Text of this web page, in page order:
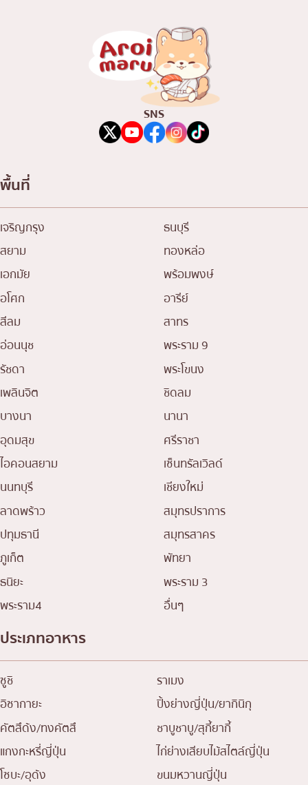
SNS
พื้นที่
เจริญกรุง
ธนบุรี
สยาม
ทองหล่อ
เอกมัย
พร้อมพงษ์
อโศก
อารีย์
สีลม
สาทร
อ่อนนุช
พระราม 9
รัชดา
พระโขนง
เพลินจิต
ชิดลม
บางนา
นานา
อุดมสุข
ศรีราชา
ไอคอนสยาม
เซ็นทรัลเวิลด์
นนทบุรี
เชียงใหม่
ลาดพร้าว
สมุทรปราการ
ปทุมธานี
สมุทรสาคร
ภูเก็ต
พัทยา
ธนิยะ
พระราม 3
พระราม4
อื่นๆ
ประเภทอาหาร
ซูชิ
ราเมง
อิซากายะ
ปิ้งย่างญี่ปุ่น/ยากินิกุ
คัตสึด้ง/ทงคัตสึ
ชาบูชาบู/สุกี้ยากี้
แกงกะหรี่ญี่ปุ่น
ไก่ย่างเสียบไม้สไตล์ญี่ปุ่น
โซบะ/อุด้ง
ขนมหวานญี่ปุ่น